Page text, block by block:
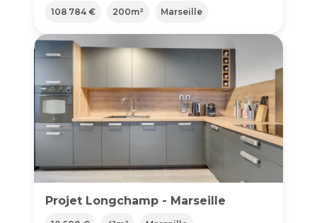
108 784 € 200m² Marseille
Projet Longchamp - Marseille